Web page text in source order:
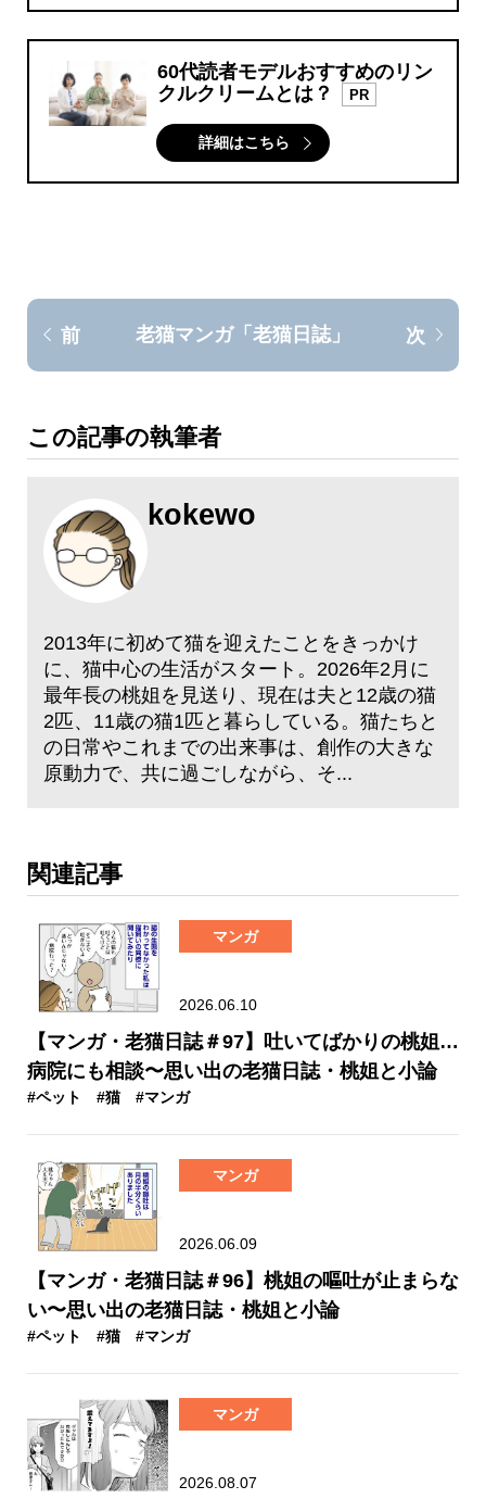
60代読者モデルおすすめのリン
クルクリームとは？
PR
詳細はこちら
前 老猫マンガ「老猫日誌」 次
この記事の執筆者
kokewo
2013年に初めて猫を迎えたことをきっかけ
に、猫中心の生活がスタート。2026年2月に
最年長の桃姐を見送り、現在は夫と12歳の猫
2匹、11歳の猫1匹と暮らしている。猫たちと
の日常やこれまでの出来事は、創作の大きな
原動力で、共に過ごしながら、そ...
関連記事
マンガ
2026.06.10
【マンガ・老猫日誌＃97】吐いてばかりの桃姐…
病院にも相談〜思い出の老猫日誌・桃姐と小論
#ペット #猫 #マンガ
マンガ
2026.06.09
【マンガ・老猫日誌＃96】桃姐の嘔吐が止まらな
い〜思い出の老猫日誌・桃姐と小論
#ペット #猫 #マンガ
マンガ
2026.08.07